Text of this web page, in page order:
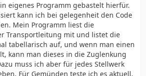
eigenes Programm gebastelt hierfür.
kann ich bei gelegenheit den Code
Mein Programm liest die
Transportleitung mit und listet die
tabellarisch auf, und wenn man einen
kann man dieses in die Zuglenkung
muss ich aber für jedes Stellwerk
Für Gemünden teste ich es aktuell.